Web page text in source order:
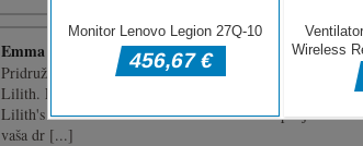
Emma – prijateljica na predvečerje
Pridružite se Emmi na večerni trik ali zdravljenje, ko
Lilith. Emina noč čarovnic je pustolovščina, ki opaža
Lilith's Halloween. 12 barvno ilustriranih stopenj bo
vaša dr [...]